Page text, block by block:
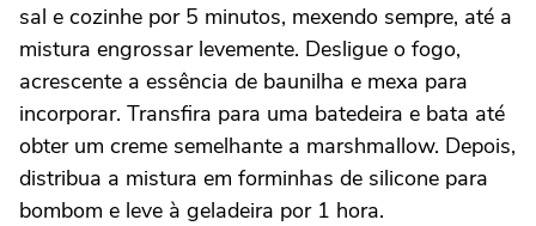
sal e cozinhe por 5 minutos, mexendo sempre, até a
mistura engrossar levemente. Desligue o fogo,
acrescente a essência de baunilha e mexa para
incorporar. Transfira para uma batedeira e bata até
obter um creme semelhante a marshmallow. Depois,
distribua a mistura em forminhas de silicone para
bombom e leve à geladeira por 1 hora.